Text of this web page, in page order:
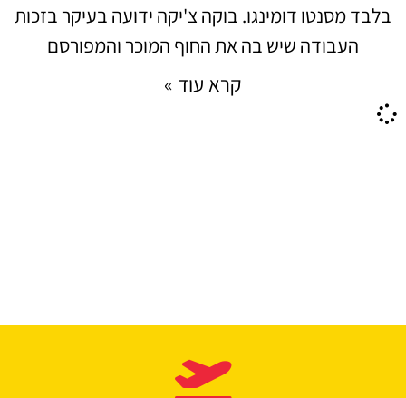
בלבד מסנטו דומינגו. בוקה צ'יקה ידועה בעיקר בזכות
העבודה שיש בה את החוף המוכר והמפורסם
קרא עוד »